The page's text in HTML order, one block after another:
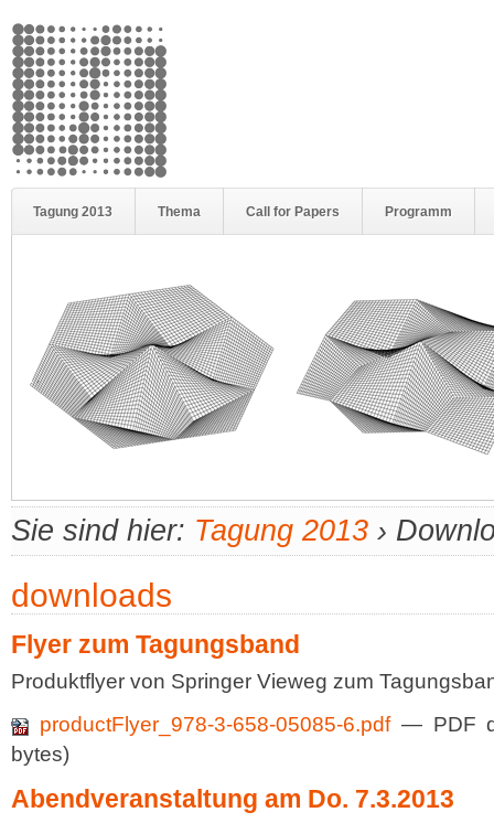
Tagung 2013 Thema Call for Papers Programm
Sie sind hier: Tagung 2013 ›
downloads
Flyer zum Tagungsband
Produktflyer von Springer Vieweg zum
productFlyer_978-3-658-05085-6.pdf — PDF
bytes)
Abendveranstaltung am Do. 7.3.2013